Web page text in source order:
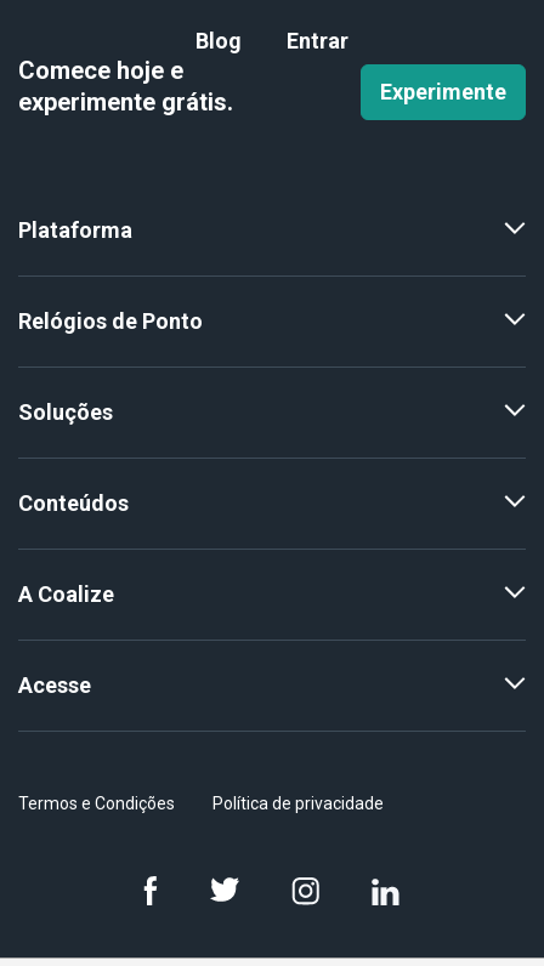
Blog Entrar
Comece hoje e
experimente grátis. Experimente
Plataforma
Relógios de Ponto
Soluções
Conteúdos
A Coalize
Acesse
Termos e Condições Política de privacidade